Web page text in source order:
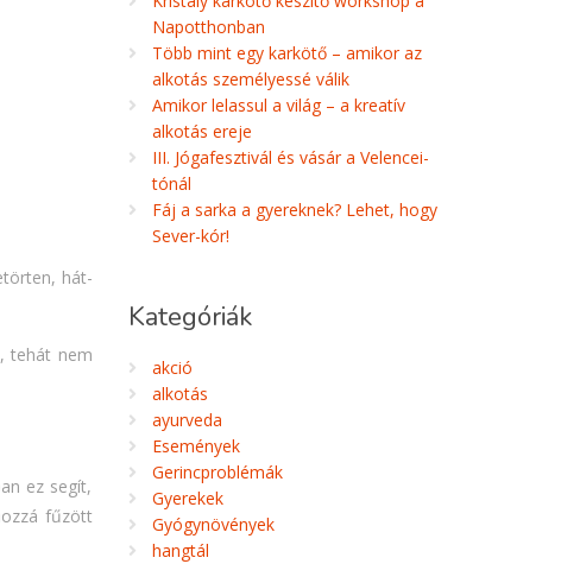
hát-
tehát nem
ez segít,
fűzött
Napotthonban
Több mint egy karkötő – amikor az
alkotás személyessé válik
Amikor lelassul a világ – a kreatív
alkotás ereje
III. Jógafesztivál és vásár a Velencei-
tónál
Fáj a sarka a gyereknek? Lehet, hogy
Sever-kór!
Kategóriák
akció
alkotás
ayurveda
Események
Gerincproblémák
Gyerekek
Gyógynövények
hangtál